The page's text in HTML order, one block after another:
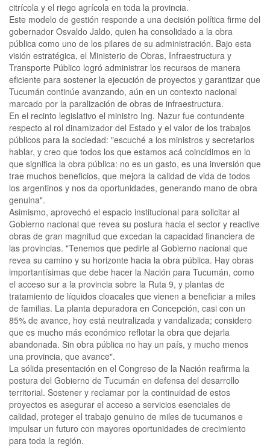
citrícola y el riego agrícola en toda la provincia.
Este modelo de gestión responde a una decisión política firme del
gobernador Osvaldo Jaldo, quien ha consolidado a la obra
pública como uno de los pilares de su administración. Bajo esta
visión estratégica, el Ministerio de Obras, Infraestructura y
Transporte Público logró administrar los recursos de manera
eficiente para sostener la ejecución de proyectos y garantizar que
Tucumán continúe avanzando, aún en un contexto nacional
marcado por la paralización de obras de infraestructura.
En el recinto legislativo el ministro Ing. Nazur fue contundente
respecto al rol dinamizador del Estado y el valor de los trabajos
públicos para la sociedad: "escuché a los ministros y secretarios
hablar, y creo que todos los que estamos acá coincidimos en lo
que significa la obra pública: no es un gasto, es una inversión que
trae muchos beneficios, que mejora la calidad de vida de todos
los argentinos y nos da oportunidades, generando mano de obra
genuina".
Asimismo, aprovechó el espacio institucional para solicitar al
Gobierno nacional que revea su postura hacia el sector y reactive
obras de gran magnitud que excedan la capacidad financiera de
las provincias. "Tenemos que pedirle al Gobierno nacional que
revea su camino y su horizonte hacia la obra pública. Hay obras
importantísimas que debe hacer la Nación para Tucumán, como
el acceso sur a la provincia sobre la Ruta 9, y plantas de
tratamiento de líquidos cloacales que vienen a beneficiar a miles
de familias. La planta depuradora en Concepción, casi con un
85% de avance, hoy está neutralizada y vandalizada; considero
que es mucho más económico reflotar la obra que dejarla
abandonada. Sin obra pública no hay un país, y mucho menos
una provincia, que avance".
La sólida presentación en el Congreso de la Nación reafirma la
postura del Gobierno de Tucumán en defensa del desarrollo
territorial. Sostener y reclamar por la continuidad de estos
proyectos es asegurar el acceso a servicios esenciales de
calidad, proteger el trabajo genuino de miles de tucumanos e
impulsar un futuro con mayores oportunidades de crecimiento
para toda la región.